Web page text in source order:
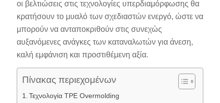
οι βελτιώσεις στις τεχνολογίες υπερδιαμόρφωσης θα
κρατήσουν το μυαλό των σχεδιαστών ενεργό, ώστε να
μπορούν να ανταποκριθούν στις συνεχώς
αυξανόμενες ανάγκες των καταναλωτών για άνεση,
καλή εμφάνιση και προστιθέμενη αξία.
Πίνακας περιεχομένων
Τεχνολογία TPE Overmolding